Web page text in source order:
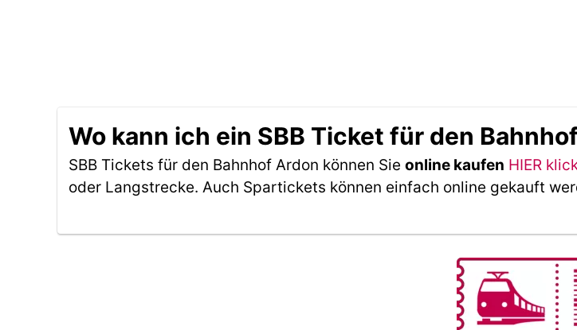
Wo kann ich ein SBB Ticket für den
SBB Tickets für den Bahnhof Ardon können Sie online kaufen HIER
oder Langstrecke. Auch Spartickets können einfach online gekauft